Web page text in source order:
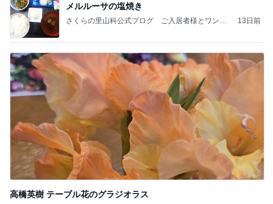
メルルーサの塩焼き
さくらの里山科公式ブログ ご入居者様とワンち
13日前
高橋英樹 テーブル花のグラジオラス